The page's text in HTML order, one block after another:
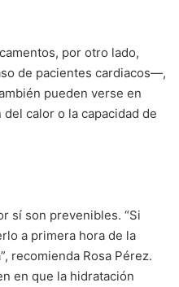
por otro lado,
de pacientes cardiacos—,
pueden verse en
calor o la capacidad de
sí son prevenibles. “Si
a primera hora de la
recomienda Rosa Pérez.
en que la hidratación